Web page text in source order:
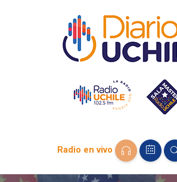
Radio en vivo